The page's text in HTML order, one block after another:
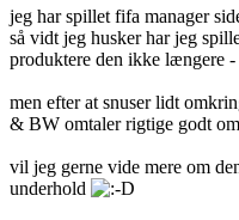
jeg har spillet fifa manager
så vidt jeg husker har jeg
produktere den ikke længere
men efter at snuser lidt
& BW omtaler rigtige godt
vil jeg gerne vide mere om
underhold